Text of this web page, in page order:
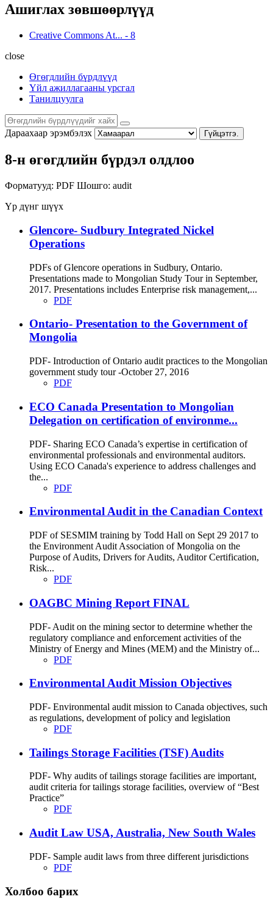
Ашиглах зөвшөөрлүүд
Creative Commons At... - 8
close
Өгөгдлийн бүрдлүүд
Үйл ажиллагааны урсгал
Танилцуулга
Дараахаар эрэмбэлэх Гүйцэтгэ.
8-н өгөгдлийн бүрдэл олдлоо
Форматууд: PDF Шошго: audit
Үр дүнг шүүх
Glencore- Sudbury Integrated Nickel
Operations
PDFs of Glencore operations in Sudbury, Ontario.
Presentations made to Mongolian Study Tour in September,
2017. Presentations includes Enterprise risk management,...
PDF
Ontario- Presentation to the Government of
Mongolia
PDF- Introduction of Ontario audit practices to the Mongolian
government study tour -October 27, 2016
PDF
ECO Canada Presentation to Mongolian
Delegation on certification of environme...
PDF- Sharing ECO Canada’s expertise in certification of
environmental professionals and environmental auditors.
Using ECO Canada's experience to address challenges and
the...
PDF
Environmental Audit in the Canadian Context
PDF of SESMIM training by Todd Hall on Sept 29 2017 to
the Environment Audit Association of Mongolia on the
Purpose of Audits, Drivers for Audits, Auditor Certification,
Risk...
PDF
OAGBC Mining Report FINAL
PDF- Audit on the mining sector to determine whether the
regulatory compliance and enforcement activities of the
Ministry of Energy and Mines (MEM) and the Ministry of...
PDF
Environmental Audit Mission Objectives
PDF- Environmental audit mission to Canada objectives, such
as regulations, development of policy and legislation
PDF
Tailings Storage Facilities (TSF) Audits
PDF- Why audits of tailings storage facilities are important,
audit criteria for tailings storage facilities, overview of “Best
Practice”
PDF
Audit Law USA, Australia, New South Wales
PDF- Sample audit laws from three different jurisdictions
PDF
Холбоо барих